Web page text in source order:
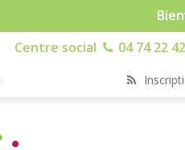
Centre social
04 74 22